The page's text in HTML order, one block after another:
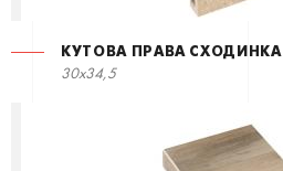
КУТОВА ПРАВА СХОДИНКА
30x34,5